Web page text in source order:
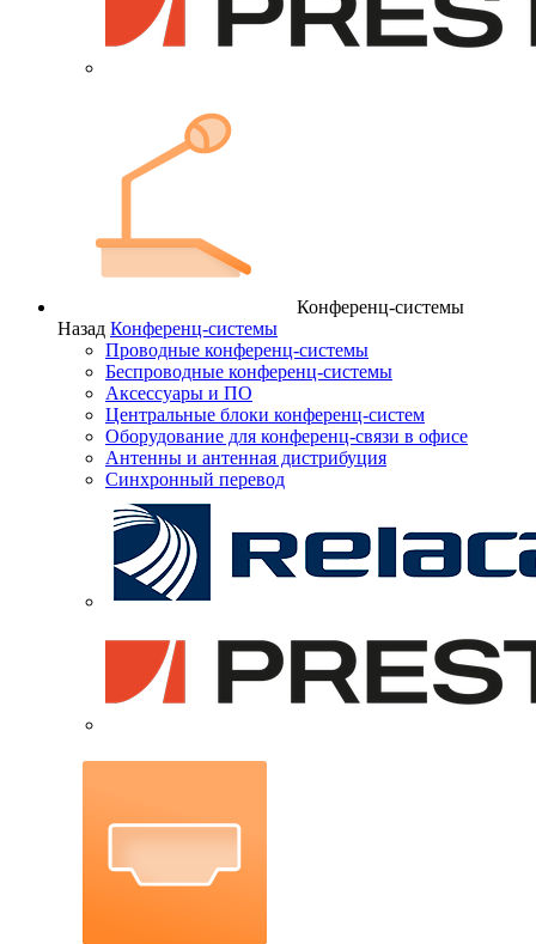
Конференц-системы
Назад Конференц-системы
Проводные конференц-системы
Беспроводные конференц-системы
Аксессуары и ПО
Центральные блоки конференц-систем
Оборудование для конференц-связи в офисе
Антенны и антенная дистрибуция
Синхронный перевод